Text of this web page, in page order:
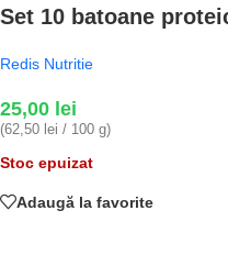
Set 10 batoane
Redis Nutritie
25,00 lei
(62,50 lei / 100 g)
Stoc epuizat
Adaugă la favorite